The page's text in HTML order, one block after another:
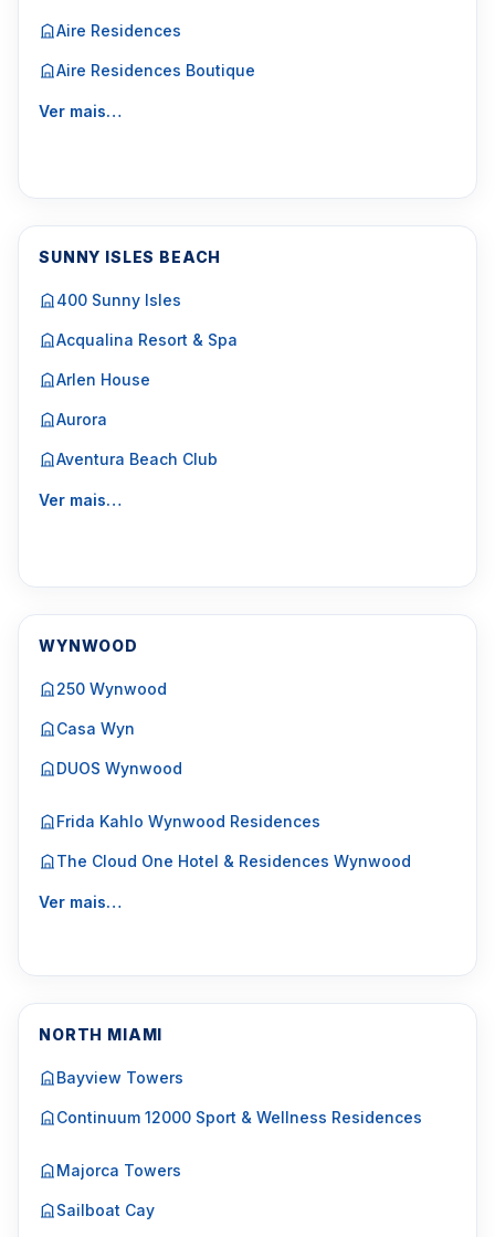
Aire Residences
Aire Residences Boutique
Ver mais…
SUNNY ISLES BEACH
400 Sunny Isles
Acqualina Resort & Spa
Arlen House
Aurora
Aventura Beach Club
Ver mais…
WYNWOOD
250 Wynwood
Casa Wyn
DUOS Wynwood
Frida Kahlo Wynwood Residences
The Cloud One Hotel & Residences Wynwood
Ver mais…
NORTH MIAMI
Bayview Towers
Continuum 12000 Sport & Wellness Residences
Majorca Towers
Sailboat Cay